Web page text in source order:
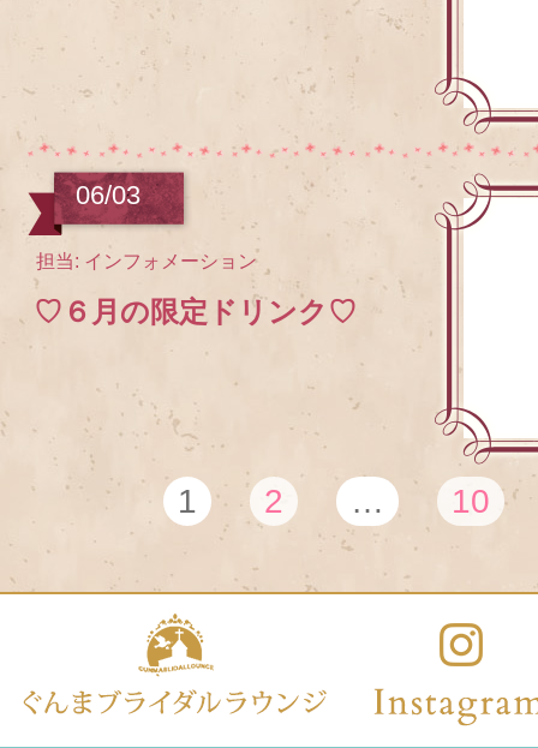
06/03
担当: インフォメーション
♡６月の限定ドリンク♡
1 2 … 10